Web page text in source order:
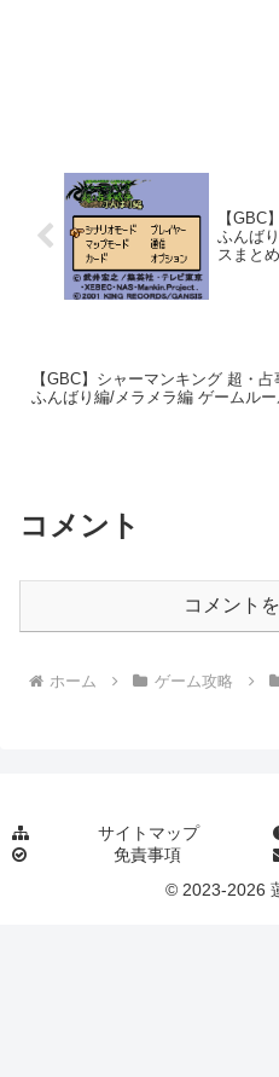
【GBC
ふんば
スまとめ
【GBC】シャーマンキング 超・
ふんばり編/メラメラ編 ゲームル
コメント
コメント
ホーム ゲーム攻略
サイトマップ
免責事項
© 2023-2026